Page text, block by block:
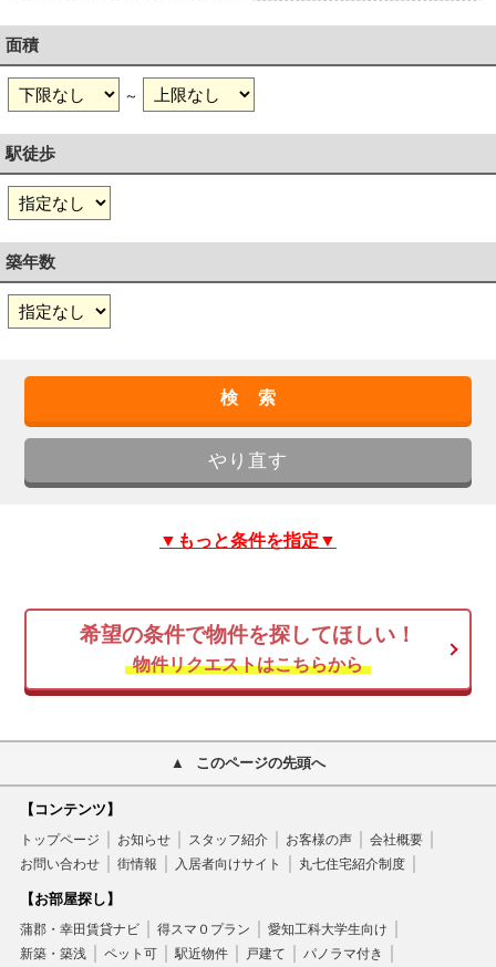
面積
～
駅徒歩
築年数
▼もっと条件を指定▼
希望の条件で物件を探してほしい！
物件リクエストはこちらから
このページの先頭へ
【コンテンツ】
トップページ お知らせ スタッフ紹介 お客様の声
会社概要
お問い合わせ
街情報 入居者向けサイト 丸七住宅紹介制度
【お部屋探し】
蒲郡・幸田賃貸ナビ 得スマ０プラン
愛知工科大学生向け
新築・築浅
ペット可 駅近物件 戸建て パノラマ付き